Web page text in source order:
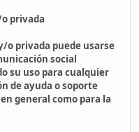
privada
o privada puede usarse
social
su uso para cualquier
de ayuda o soporte
general como para la